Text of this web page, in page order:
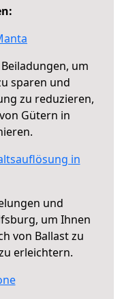
um
sparen und
zu reduzieren,
Gütern in
in
und
um Ihnen
von Ballast zu
erleichtern.